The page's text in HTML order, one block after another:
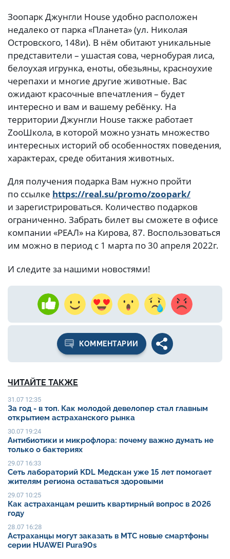
Зоопарк Джунгли House удобно расположен
недалеко от парка «Планета» (ул. Николая
Островского, 148и). В нём обитают уникальные
представители – ушастая сова, чернобурая лиса,
белоухая игрунка, еноты, обезьяны, красноухие
черепахи и многие другие животные. Вас
ожидают красочные впечатления – будет
интересно и вам и вашему ребёнку. На
территории Джунгли House также работает
ZooШкола, в которой можно узнать множество
интересных историй об особенностях поведения,
характерах, среде обитания животных.
Для получения подарка Вам нужно пройти
по ссылке https://real.su/promo/zoopark/
и зарегистрироваться. Количество подарков
ограниченно. Забрать билет вы сможете в офисе
компании «РЕАЛ» на Кирова, 87. Воспользоваться
им можно в период с 1 марта по 30 апреля 2022г.
И следите за нашими новостями!
КОММЕНТАРИИ
ЧИТАЙТЕ ТАКЖЕ
31.07 12:35
За год - в топ. Как молодой девелопер стал главным
открытием астраханского рынка
30.07 19:24
Антибиотики и микрофлора: почему важно думать не
только о бактериях
29.07 16:33
Сеть лабораторий KDL Медскан уже 15 лет помогает
жителям региона оставаться здоровыми
29.07 10:25
Как астраханцам решить квартирный вопрос в 2026
году
28.07 16:28
Астраханцы могут заказать в МТС новые смартфоны
серии HUAWEI Pura90s